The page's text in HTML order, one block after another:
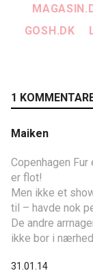
GOSH.DK
1
Maiken
Copenhagen
er flot!
Men ikke et
til – havde nok
De andre
ikke bor i
31.01.14